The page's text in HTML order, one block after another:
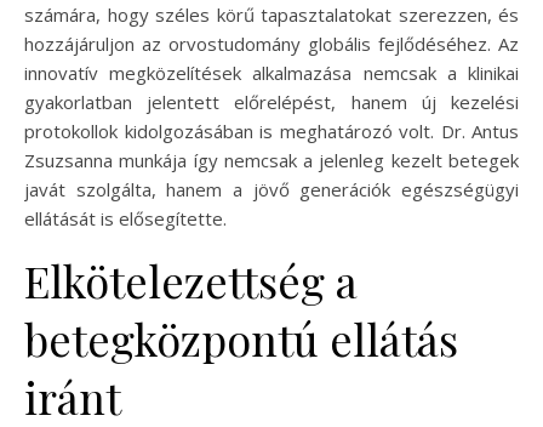
számára, hogy széles körű tapasztalatokat szerezzen, és
hozzájáruljon az orvostudomány globális fejlődéséhez. Az
innovatív megközelítések alkalmazása nemcsak a klinikai
gyakorlatban jelentett előrelépést, hanem új kezelési
protokollok kidolgozásában is meghatározó volt. Dr. Antus
Zsuzsanna munkája így nemcsak a jelenleg kezelt betegek
javát szolgálta, hanem a jövő generációk egészségügyi
ellátását is elősegítette.
Elkötelezettség a
betegközpontú ellátás
iránt